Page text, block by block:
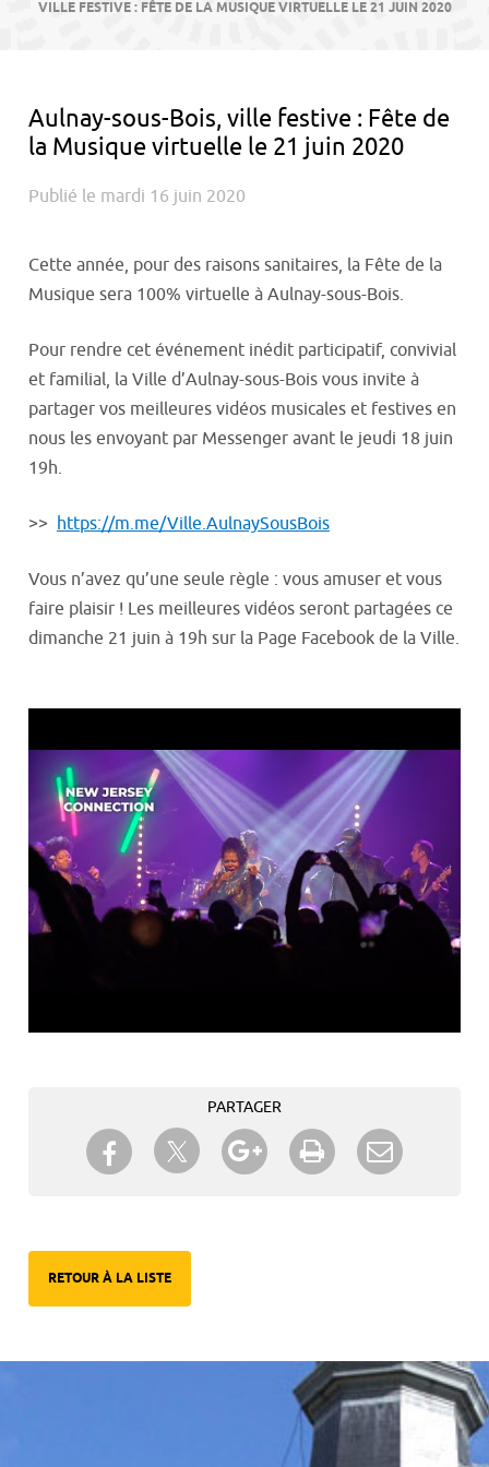
VILLE FESTIVE : FÊTE DE LA MUSIQUE VIRTUELLE LE 21 JUIN 2020
Aulnay-sous-Bois, ville festive : Fête de
la Musique virtuelle le 21 juin 2020
Publié le mardi 16 juin 2020
Cette année, pour des raisons sanitaires, la Fête de la
Musique sera 100% virtuelle à Aulnay-sous-Bois.
Pour rendre cet événement inédit participatif, convivial
et familial, la Ville d’Aulnay-sous-Bois vous invite à
partager vos meilleures vidéos musicales et festives en
nous les envoyant par Messenger avant le jeudi 18 juin
19h.
>> https://m.me/Ville.AulnaySousBois
Vous n’avez qu’une seule règle : vous amuser et vous
faire plaisir ! Les meilleures vidéos seront partagées ce
dimanche 21 juin à 19h sur la Page Facebook de la Ville.
PARTAGER
Partager sur Facebook
Partager sur TwitterPartager sur Google+
Imprimer
RETOUR À LA LISTE